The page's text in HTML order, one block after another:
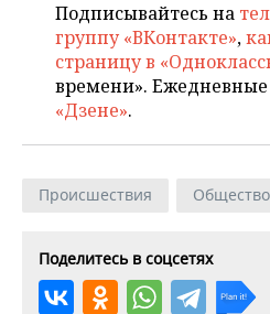
ОТКРЫТАЯ ЛЕКЦИЯ
БАСКЕТБОЛ
ВОЛЕЙБОЛ
ФИГУРНОЕ КАТАНИЕ
ХОККЕЙ С МЯЧОМ
ИНФРАСТРУКТУРА
ИСТОРИЯ
МЕДИЦИНА
ПРОИСШЕСТВИЯ
СПРАВОЧНИК
СПИСОК ПЕРСОН
ПОЛНАЯ ВЕРСИЯ
Подписывайтесь на
группу «ВКонтакте»,
страницу в
времени».
«Дзене».
Происшествия Общество
Поделитесь в соцсетях